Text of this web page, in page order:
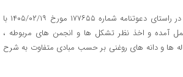
به گزارش خبرگزاری تسنیم، در راستای دعوتنامه شماره ۱۷۷۶۵۵ مورخ ۱۴۰۵/۰۲/۱۹ با
آمده و اخذ نظر تشکل ها و انجمن های مربوطه ،
ها و دانه های روغنی بر حسب مبادی متفاوت به شرح